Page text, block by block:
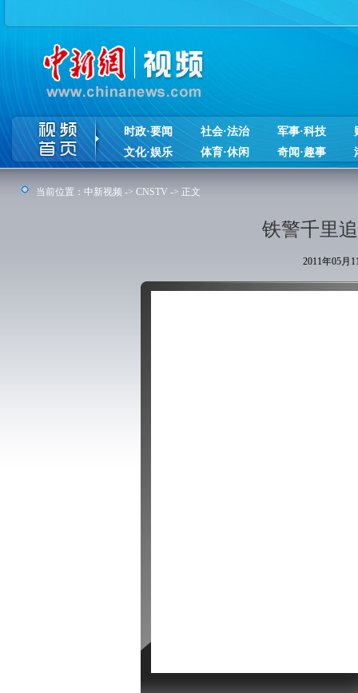
时政·要闻 社会·法治 军事·科技
文化·娱乐
体育·休闲 奇闻·趣事
当前位置： 中新视频 -> CNSTV -> 正文
铁警千里
2011年05月